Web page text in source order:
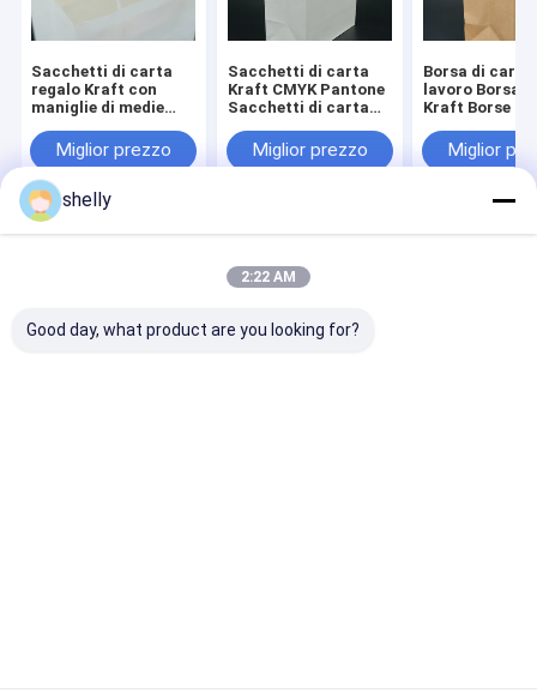
Sacchetti di carta
regalo Kraft con
maniglie di medie
Miglior prezzo
Sacchetti di carta
Kraft CMYK Pantone
Sacchetti di carta
personalizzati
Miglior prezzo
Borsa di carta
lavoro Borsa
Kraft Borse
biodegradabili
Miglior
Casa Circa noi Contattaci
Desktop Site
Mappa del sito
Privacy Policy
Reserved.
shelly
2:22 AM
Good day, what product are you looking for?